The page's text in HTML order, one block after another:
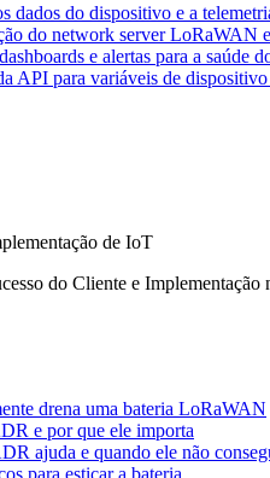
dados do dispositivo e a
do network server LoRaWAN
e alertas para a saúde
API para variáveis de
de IoT
do Cliente e
drena uma bateria LoRaWAN
e por que ele importa
ajuda e quando ele não
para esticar a bateria